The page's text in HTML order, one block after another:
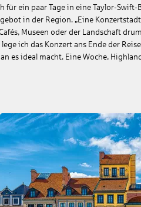
ein paar Tage in eine Taylor-Swift-
in der Region. „Eine
Museen oder der Landschaft
ich das Konzert ans Ende der
es ideal macht. Eine Woche,